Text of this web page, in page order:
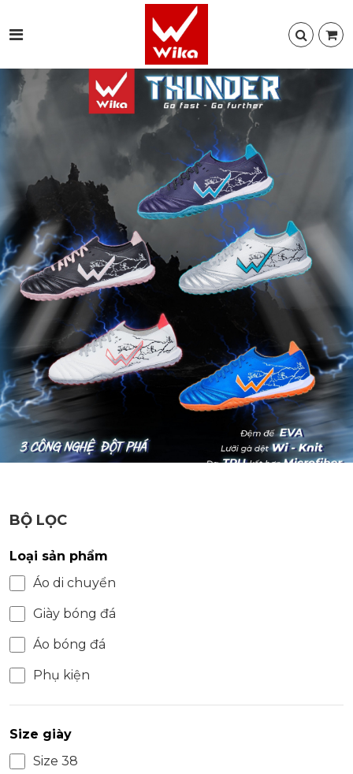
BỘ LỌC
Loại sản phẩm
Áo di chuyển
Giày bóng đá
Áo bóng đá
Phụ kiện
Size giày
Size 38